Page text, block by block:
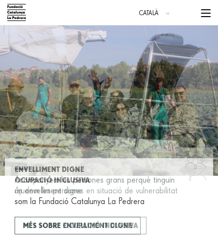
Vés
contingut
Main
navigation
Menu
CATALÀ
ESPAÑOL
ENGLISH
ENVELLIMENT DIGNE
Acompanyem les persones grans perquè tinguin
un envelliment digne
som la Fundació Catalunya La Pedrera
MÉS SOBRE ENVELLIMENT DIGNE